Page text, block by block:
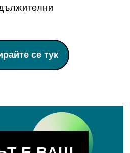
се тук